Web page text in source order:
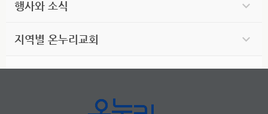
행사와 소식
지역별 온누리교회